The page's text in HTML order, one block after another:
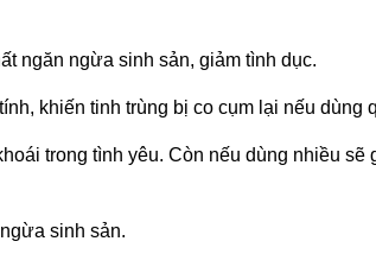
ngăn ngừa sinh sản, giảm tình dục.
khiến tinh trùng bị co cụm lại nếu dùng
trong tình yêu. Còn nếu dùng nhiều sẽ
sinh sản.